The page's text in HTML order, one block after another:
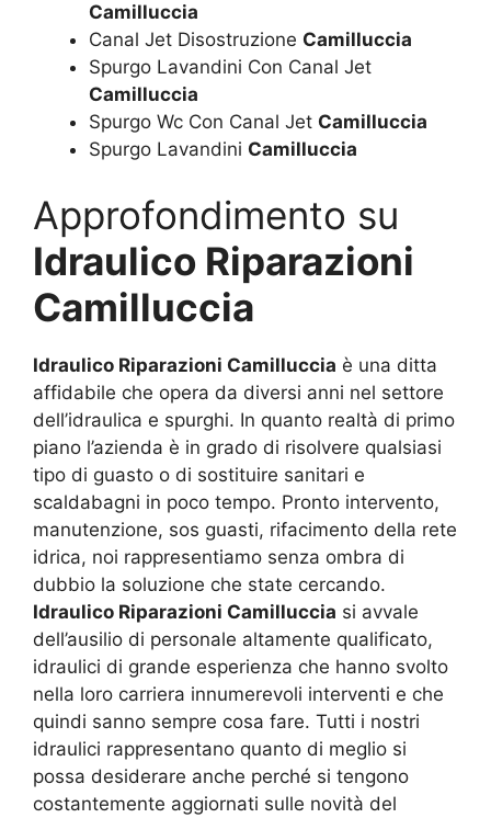
Camilluccia
Canal Jet Disostruzione Camilluccia
Spurgo Lavandini Con Canal Jet
Camilluccia
Spurgo Wc Con Canal Jet Camilluccia
Spurgo Lavandini Camilluccia
Approfondimento su
Idraulico Riparazioni
Camilluccia
Idraulico Riparazioni Camilluccia è una ditta
affidabile che opera da diversi anni nel settore
dell’idraulica e spurghi. In quanto realtà di primo
piano l’azienda è in grado di risolvere qualsiasi
tipo di guasto o di sostituire sanitari e
scaldabagni in poco tempo. Pronto intervento,
manutenzione, sos guasti, rifacimento della rete
idrica, noi rappresentiamo senza ombra di
dubbio la soluzione che state cercando.
Idraulico Riparazioni Camilluccia si avvale
dell’ausilio di personale altamente qualificato,
idraulici di grande esperienza che hanno svolto
nella loro carriera innumerevoli interventi e che
quindi sanno sempre cosa fare. Tutti i nostri
idraulici rappresentano quanto di meglio si
possa desiderare anche perché si tengono
costantemente aggiornati sulle novità del